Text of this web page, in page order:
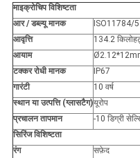
माइक्रोचिप विशिष्टता
आर / डब्ल्यू मानक
ISO11784/5
आवृत्ति
134.2
आयाम
टक्कर रोधी मानक
IP67
गारंटी
10 वर्ष
स्थान या उत्पत्ति (ग्लासटैग)यूरोप
प्रचालन तापमान
-10 डिग्री
सिरिंज विशिष्टता
रंग
सफ़ेद